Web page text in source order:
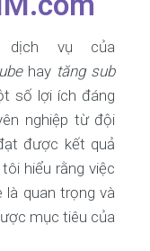
dịch vụ của
hay tăng sub
số lợi ích đáng
nghiệp từ đội
được kết quả
hiểu rằng việc
là quan trọng và
mục tiêu của